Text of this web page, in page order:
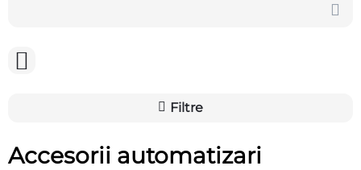
Filtre
Accesorii automatizari